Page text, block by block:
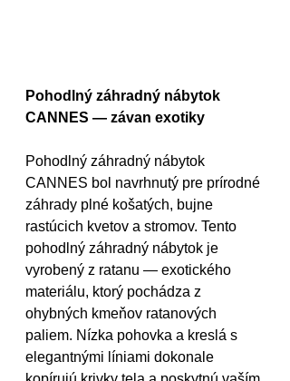
Pohodlný záhradný nábytok
CANNES — závan exotiky
Pohodlný záhradný nábytok
CANNES bol navrhnutý pre prírodné
záhrady plné košatých, bujne
rastúcich kvetov a stromov. Tento
pohodlný záhradný nábytok je
vyrobený z ratanu — exotického
materiálu, ktorý pochádza z
ohybných kmeňov ratanových
paliem. Nízka pohovka a kreslá s
elegantnými líniami dokonale